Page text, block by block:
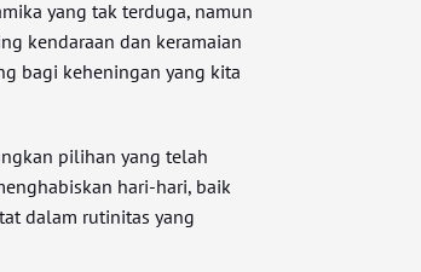
yang tak terduga, namun
kendaraan dan keramaian
bagi keheningan yang kita
pilihan yang telah
hari-hari, baik
dalam rutinitas yang